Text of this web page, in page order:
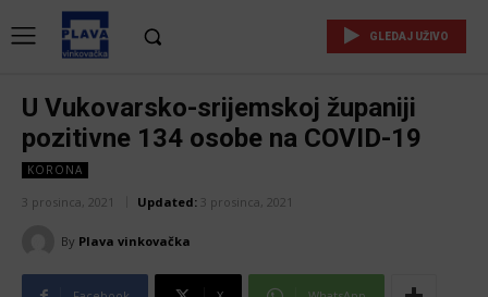
GLEDAJ UŽIVO
U Vukovarsko-srijemskoj županiji
pozitivne 134 osobe na COVID-19
KORONA
3 prosinca, 2021 Updated: 3 prosinca, 2021
By Plava vinkovačka